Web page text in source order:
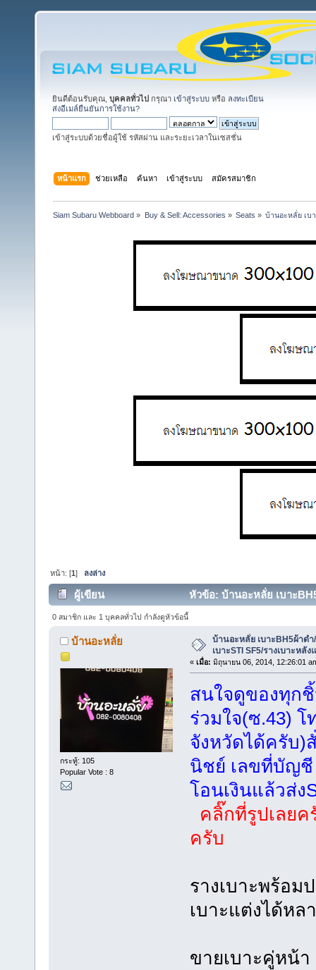
ยินดีต้อนรับคุณ, บุคคลทั่วไป กรุณา เข้าสู่ระบบ หรือ ลงทะเบียน
ส่งอีเมล์ยืนยันการใช้งาน?
เข้าสู่ระบบด้วยชื่อผู้ใช้ รหัสผ่าน และระยะเวลาในเซสชั่น
หน้าแรก ช่วยเหลือ ค้นหา เข้าสู่ระบบ สมัครสมาชิก
Siam Subaru Webboard » Buy & Sell: Accessories » Seats » บ้านอะหลั่ย เบ
หน้า: [1] ลงล่าง
ผู้เขียน
หัวข้อ: บ้านอะหลั่ย เบาะ
22793 ครั้ง)
0 สมาชิก และ 1 บุคคลทั่วไป กำลังดูหัวข้อนี้
บ้านอะหลั่ย
กระทู้: 105
Popular Vote : 8
บ้านอะหลั่ย เบาะBH5ผ้าดำ
เบาะSTI SF5/รางเบาะหลัง
« เมื่อ: มิถุนายน 06, 2014, 12:26:01
สนใจดูของทุก
ร่วมใจ(ซ.43) โ
จังหวัดได้ครับ)
นิชย์ เลขที่บัญชี
โอนเงินแล้วส่ง
คลิ๊กที่รูปเลย
ครับ
รางเบาะพร้อม
เบาะแต่งได้หล
ขายเบาะคู่หน้า